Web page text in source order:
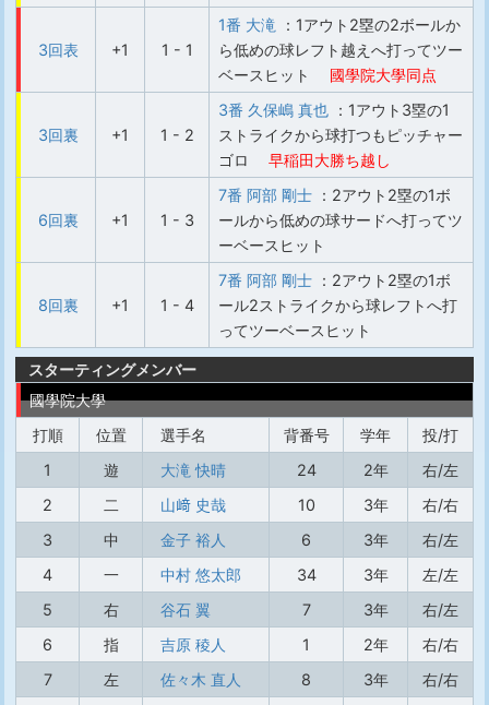
3回表 +1 1 - 1
1番 大滝 ：1アウト2塁の2ボールか
ら低めの球レフト越えへ打ってツー
ベースヒット
國學院大學同点
3回裏 +1 1 - 2
3番 久保嶋 真也 ：1アウト3塁の1
ストライクから球打つもピッチャー
ゴロ
早稲田大勝ち越し
6回裏 +1 1 - 3
7番 阿部 剛士 ：2アウト2塁の1ボ
ールから低めの球サードへ打ってツ
ーベースヒット
8回裏 +1 1 - 4
7番 阿部 剛士 ：2アウト2塁の1ボ
ール2ストライクから球レフトへ打
ってツーベースヒット
スターティングメンバー
國學院大學
打順
位置 選手名 背番号 学年
投/打
1
遊 大滝 快晴 24 2年
右/左
2
二 山﨑 史哉 10 3年
右/右
3
中 金子 裕人 6 3年
右/左
4
一 中村 悠太郎 34 3年
左/左
5
右 谷石 翼 7 3年
右/左
6
指 吉原 稜人 1 2年
右/右
7
左 佐々木 直人 8 3年
右/右